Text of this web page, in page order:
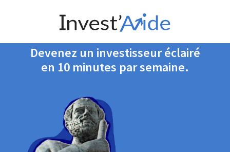
Devenez un investisseur éclairé
en 10 minutes par semaine.